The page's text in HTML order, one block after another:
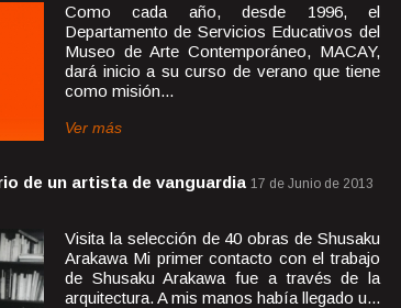
Como cada año, desde 1996, el
Departamento de Servicios Educativos del
Museo de Arte Contemporáneo, MACAY,
dará inicio a su curso de verano que tiene
como misión...
Ver más
de un artista de vanguardia 17 de Junio de 2013
Visita la selección de 40 obras de Shusaku
Arakawa Mi primer contacto con el trabajo
de Shusaku Arakawa fue a través de la
arquitectura. A mis manos había llegado u...